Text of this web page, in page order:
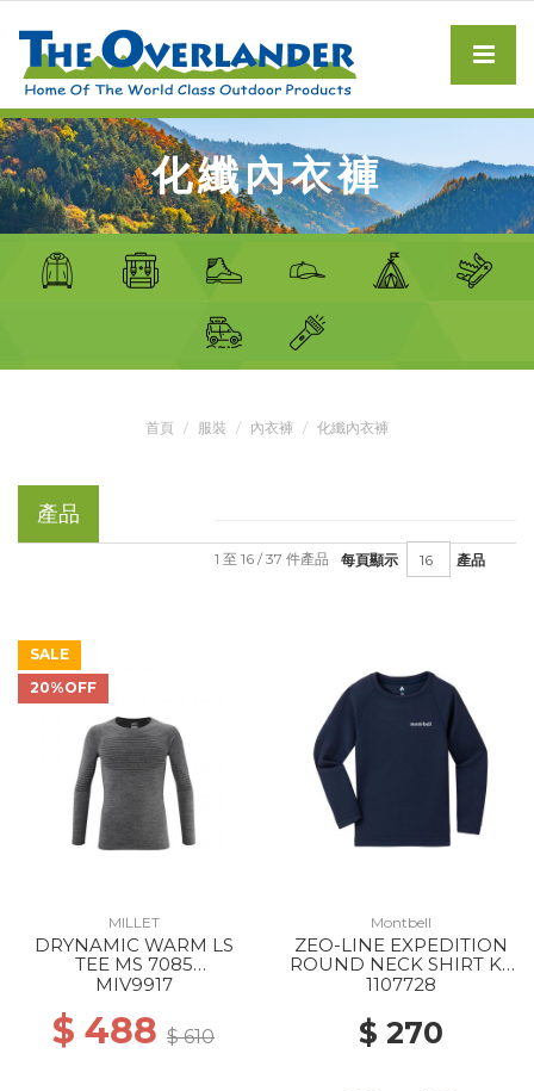
化纖內衣褲
首頁 服裝 內衣褲 化纖內衣褲
產品
每頁顯示 產品
1 至 16 / 37 件產品
SALE
20%OFF
MILLET
DRYNAMIC WARM LS
TEE MS 7085
ANTHRACITE GREY
MIV9917
$ 488 $ 610
Montbell
ZEO-LINE EXPEDITION
ROUND NECK SHIRT KS
105-120 NV
1107728
$ 270